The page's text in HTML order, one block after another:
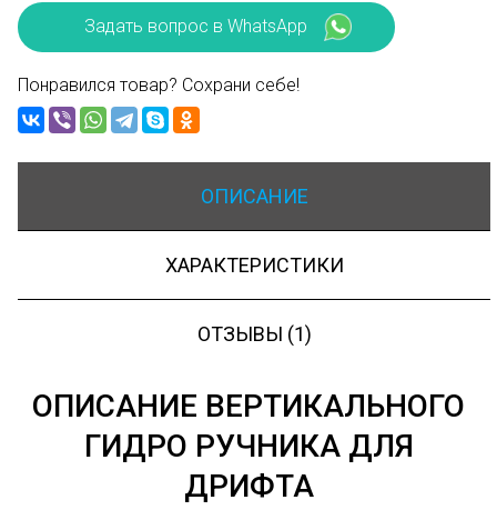
Задать вопрос в WhatsApp
Понравился товар? Сохрани себе!
ОПИСАНИЕ
ХАРАКТЕРИСТИКИ
ОТЗЫВЫ (1)
ОПИСАНИЕ ВЕРТИКАЛЬНОГО
ГИДРО РУЧНИКА ДЛЯ
ДРИФТА